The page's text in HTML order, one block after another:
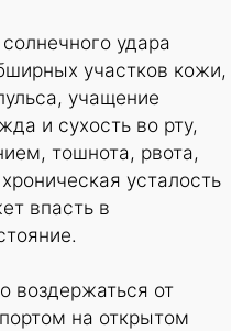
удара
участков кожи,
учащение
и сухость во рту,
тошнота, рвота,
усталость
впасть в
воздержаться от
на открытом